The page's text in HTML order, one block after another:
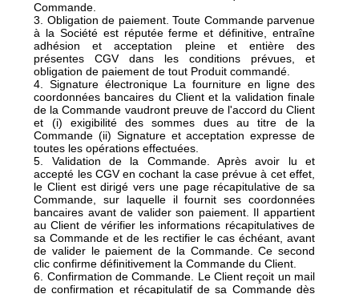
Commande.
3. Obligation de paiement. Toute Commande parvenue
à la Société est réputée ferme et définitive, entraîne
adhésion et acceptation pleine et entière des
présentes CGV dans les conditions prévues, et
obligation de paiement de tout Produit commandé.
4. Signature électronique La fourniture en ligne des
coordonnées bancaires du Client et la validation finale
de la Commande vaudront preuve de l'accord du Client
et (i) exigibilité des sommes dues au titre de la
Commande (ii) Signature et acceptation expresse de
toutes les opérations effectuées.
5. Validation de la Commande. Après avoir lu et
accepté les CGV en cochant la case prévue à cet effet,
le Client est dirigé vers une page récapitulative de sa
Commande, sur laquelle il fournit ses coordonnées
bancaires avant de valider son paiement. Il appartient
au Client de vérifier les informations récapitulatives de
sa Commande et de les rectifier le cas échéant, avant
de valider le paiement de la Commande. Ce second
clic confirme définitivement la Commande du Client.
6. Confirmation de Commande. Le Client reçoit un mail
de confirmation et récapitulatif de sa Commande dès